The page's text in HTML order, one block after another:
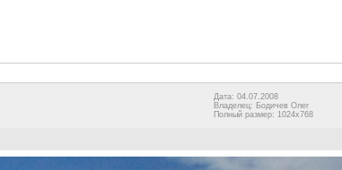
Дата: 04.07.2008
Владелец: Бодичев Олег
Полный размер: 1024x768